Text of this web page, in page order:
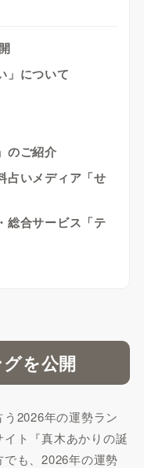
」について
のご紹介
占いメディア「せ
総合サービス「テ
を公開
2026年の運勢ラン
ト『真木あかりの誕
も、2026年の運勢